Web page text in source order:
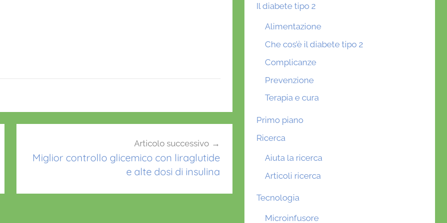
Articolo successivo
Miglior controllo glicemico con liraglutide
e alte dosi di insulina
Il diabete tipo 2
Alimentazione
Che cos’è il diabete tipo 2
Complicanze
Prevenzione
Terapia e cura
Primo piano
Ricerca
Aiuta la ricerca
Articoli ricerca
Tecnologia
Microinfusore